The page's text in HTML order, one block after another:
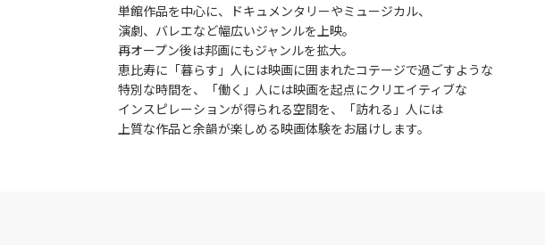
単館作品を中心に、ドキュメンタリーやミュージカル、
演劇、バレエなど幅広いジャンルを上映。
再オープン後は邦画にもジャンルを拡大。
恵比寿に「暮らす」人には映画に囲まれたコテージで過ごすような
特別な時間を、「働く」人には映画を起点にクリエイティブな
インスピレーションが得られる空間を、「訪れる」人には
上質な作品と余韻が楽しめる映画体験をお届けします。